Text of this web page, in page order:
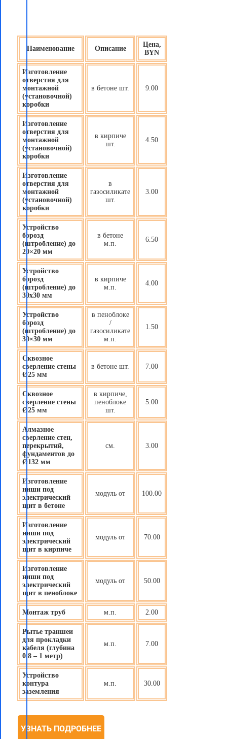
Наименование Описание
Цена,
BYN
Изготовление
отверстия для
монтажной
(установочной)
коробки
в бетоне шт. 9.00
Изготовление
отверстия для
монтажной
(установочной)
коробки
в кирпиче
шт.
4.50
Изготовление
отверстия для
монтажной
(установочной)
коробки
в
газосиликате
шт.
3.00
Устройство
борозд
(штробление) до
20×20 мм
в бетоне
м.п.
6.50
Устройство
борозд
(штробление) до
30х30 мм
в кирпиче
м.п.
4.00
Устройство
борозд
(штробление) до
30×30 мм
в пеноблоке
/
газосиликате
м.п.
1.50
Сквозное
сверление стены
Ø25 мм
в бетоне шт. 7.00
Сквозное
сверление стены
Ø25 мм
в кирпиче,
пеноблоке
шт.
5.00
Алмазное
сверление стен,
перекрытий,
фундаментов до
Ø132 мм
см. 3.00
Изготовление
ниши под
электрический
щит в бетоне
модуль от 100.00
Изготовление
ниши под
электрический
щит в кирпиче
модуль от 70.00
Изготовление
ниши под
электрический
щит в пеноблоке
модуль от 50.00
Монтаж труб м.п. 2.00
Рытье траншеи
для прокладки
кабеля (глубина
0,8 – 1 метр)
м.п. 7.00
Устройство
контура
заземления
м.п. 30.00
УЗНАТЬ ПОДРОБНЕЕ